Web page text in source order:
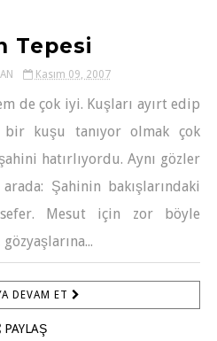
Tepesi
Kasım 09, 2007
de çok iyi. Kuşları ayırt edip
bir kuşu tanıyor olmak çok
hatırlıyordu. Aynı gözler
Şahinin bakışlarındaki
Mesut için zor böyle
DEVAM ET
PAYLAŞ